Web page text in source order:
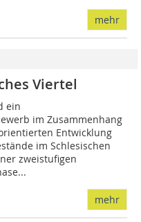
mehr
Viertel
ein
im Zusammenhang
Entwicklung
im Schlesischen
zweistufigen
mehr